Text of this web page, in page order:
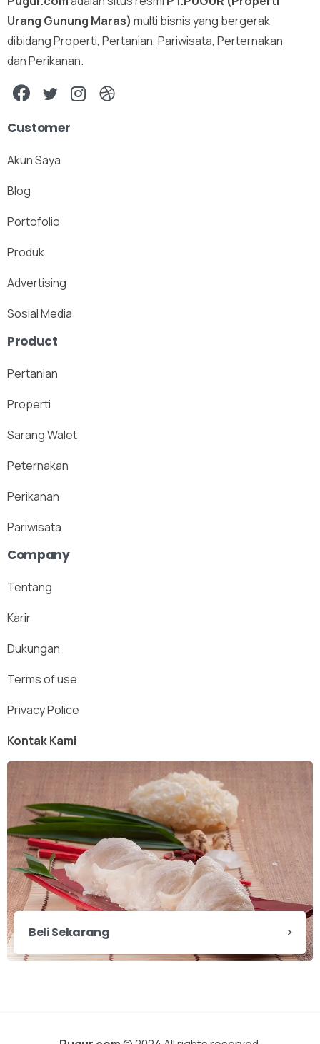
Urang Gunung Maras) multi bisnis yang bergerak
dibidang Properti, Pertanian, Pariwisata, Perternakan
dan Perikanan.
Customer
Akun Saya
Blog
Portofolio
Produk
Advertising
Sosial Media
Product
Pertanian
Properti
Sarang Walet
Peternakan
Perikanan
Pariwisata
Company
Tentang
Karir
Dukungan
Terms of use
Privacy Police
Kontak Kami
Beli Sekarang